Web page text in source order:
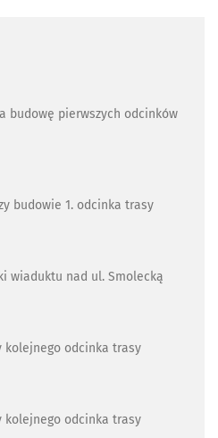
budowę pierwszych odcinków
budowie 1. odcinka trasy
wiaduktu nad ul. Smolecką
kolejnego odcinka trasy
kolejnego odcinka trasy